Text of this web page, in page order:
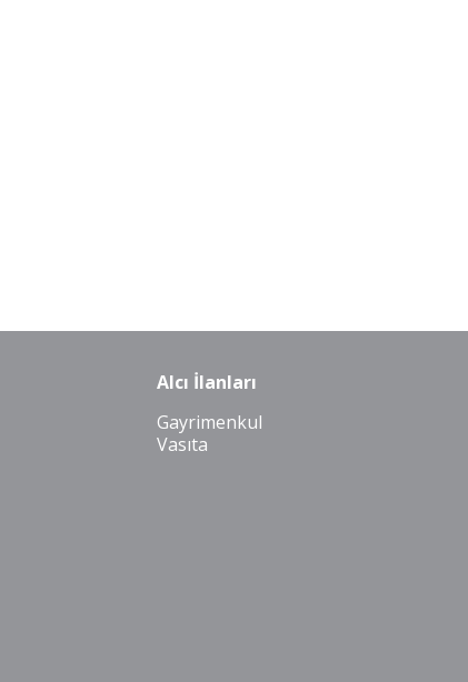
Alcı İlanları
Gayrimenkul
Vasıta